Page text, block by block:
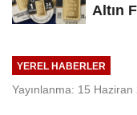
Altın
YEREL HABERLER
Yayınlanma: 15